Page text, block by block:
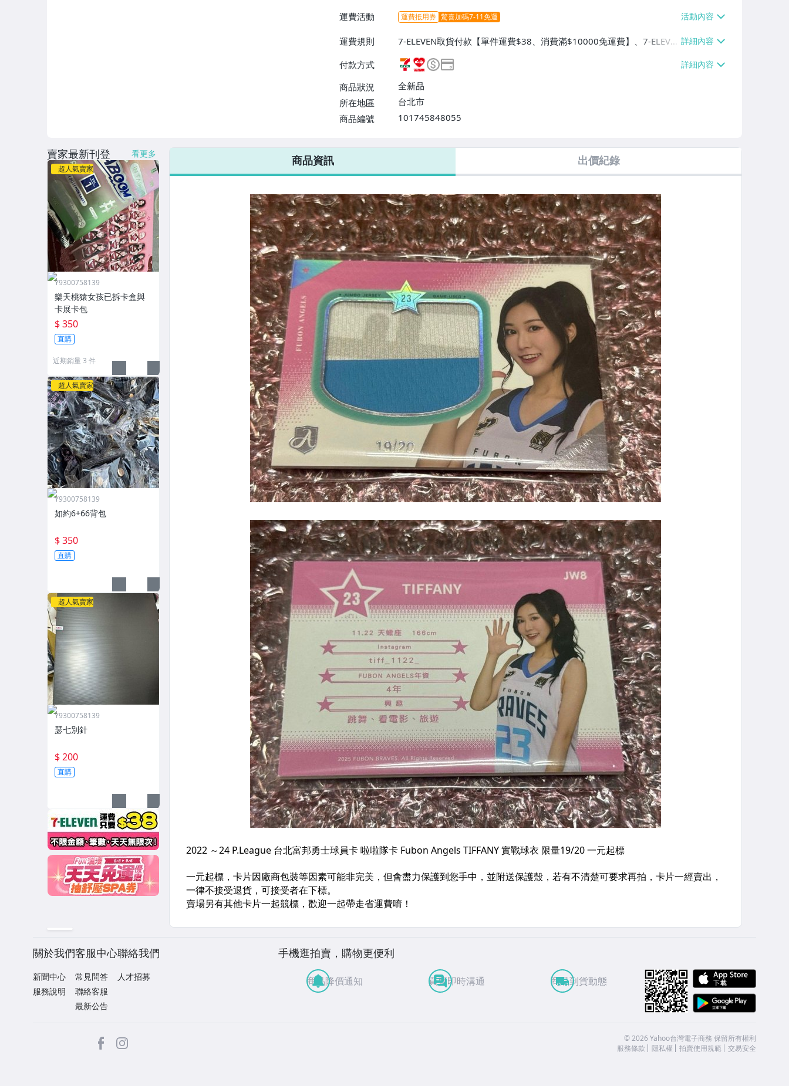
運費活動 運費抵用券 驚喜加碼7-11免運
運費規則
7-ELEVEN取貨付款【單件運費$38、消費滿$10000免運費】、7-ELEVE
N取貨不付款【單件運費$38】、萊爾富取貨付款【單件運費$60、消費
滿$10000免運費】、郵局掛號【單件運費$60、消費滿$10000免運
費】、面交/自取/不寄送【免運費】
付款方式
商品狀況
全新品
所在地區
台北市
商品編號
101745848055
7-ELEVEN 運費只要38元
商品資訊 出價紀錄
賣家最新刊登 看更多
超人氣賣家
Y9300758139
樂天桃猿女孩已拆卡盒與
卡展卡包
$ 350
直購
近期銷量 3 件
超人氣賣家
Y9300758139
如約6+66背包
$ 350
直購
超人氣賣家
Y9300758139
瑟七別針
$ 200
直購
關於我們
新聞中心
服務說明
客服中心
常見問答
聯絡客服
最新公告
聯絡我們
人才招募
手機逛拍賣，購物更便利
商品降價通知 買賣即時溝通 商品到貨動態
facebook ©2026 Yahoo台灣電子商務 保留所有權利
服務條款
隱私權 拍賣使用規範 交易安全